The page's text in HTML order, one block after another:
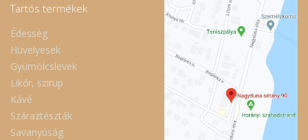
Tartós termékek
Édesség
Hüvelyesek
Gyümölcslevek
Likőr, szirup
Kávé
Száraztészták
Savanyúság